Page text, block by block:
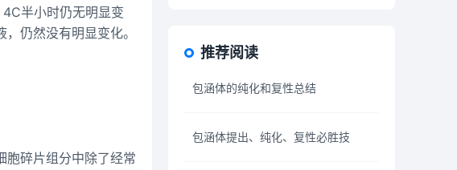
半小时仍无明显变
仍然没有明显变化。
胞碎片组分中除了经常
推荐阅读
包涵体的纯化和复性总结
包涵体提出、纯化、复性必胜技